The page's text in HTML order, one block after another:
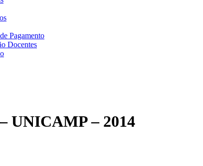
Pagamento
Docentes
UNICAMP – 2014